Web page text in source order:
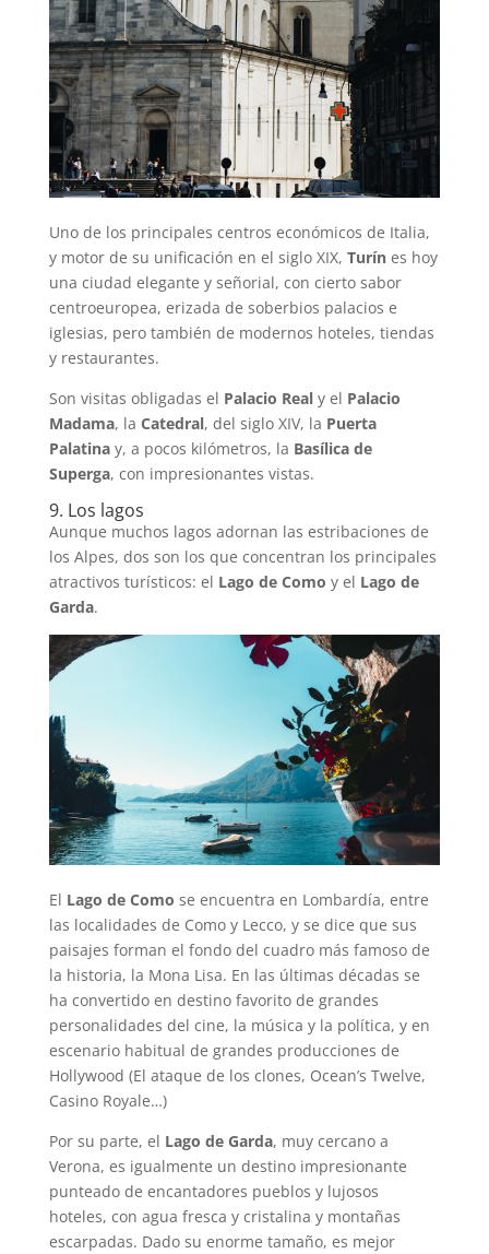
Uno de los principales centros económicos de Italia,
y motor de su unificación en el siglo XIX, Turínes hoy
una ciudad elegante y señorial, con cierto sabor
centroeuropea, erizada de soberbios palacios e
iglesias, pero también de modernos hoteles, tiendas
y restaurantes.
Son visitas obligadas el Palacio Realy el Palacio
Madama, la Catedral, del siglo XIV, la Puerta
Palatinay, a pocos kilómetros, la Basílica de
Superga, con impresionantes vistas.
9. Los lagos
Aunque muchos lagos adornan las estribaciones de
los Alpes, dos son los que concentran los principales
atractivos turísticos: el Lago de Como y el Lago de
Garda.
El Lago de Como se encuentra en Lombardía, entre
las localidades de Como y Lecco, y se dice que sus
paisajes forman el fondo del cuadro más famoso de
la historia, la Mona Lisa. En las últimas décadas se
ha convertido en destino favorito de grandes
personalidades del cine, la música y la política, y en
escenario habitual de grandes producciones de
Hollywood (El ataque de los clones, Ocean’s Twelve,
Casino Royale…)
Por su parte, el Lago de Garda, muy cercano a
Verona, es igualmente un destino impresionante
punteado de encantadores pueblos y lujosos
hoteles, con agua fresca y cristalina y montañas
escarpadas. Dado su enorme tamaño, es mejor